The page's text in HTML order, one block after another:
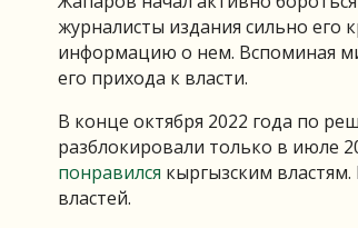
журналисты издания сильно
информацию о нем. Вспоминая
его прихода к власти.
В конце октября 2022 года по
разблокировали только в июле
понравился кыргызским
властей.